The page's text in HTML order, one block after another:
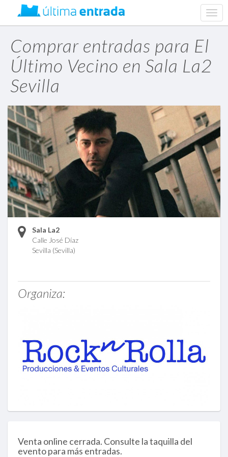
Comprar entradas para El
Último Vecino en Sala La2
Sevilla
Sala La2
Calle José Díaz
Sevilla (Sevilla)
Organiza:
Venta online cerrada. Consulte la taquilla del
evento para más entradas.